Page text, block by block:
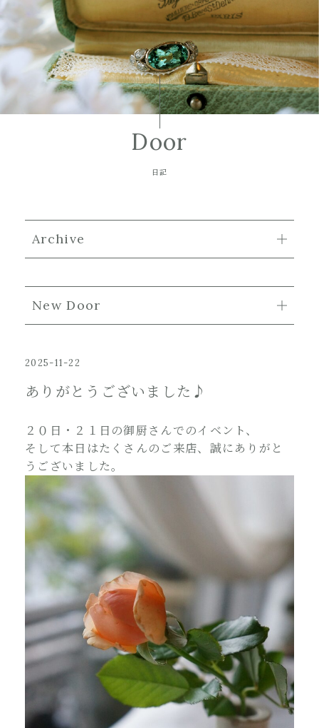
Door
日記
Archive
New Door
2025-11-22
ありがとうございました♪
２０日・２１日の御厨さんでのイベント、
そして本日はたくさんのご来店、誠にありがと
うございました。